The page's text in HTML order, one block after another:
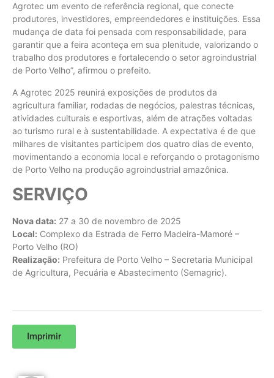
Agrotec um evento de referência regional, que conecte
produtores, investidores, empreendedores e instituições. Essa
mudança de data foi pensada com responsabilidade, para
garantir que a feira aconteça em sua plenitude, valorizando o
trabalho dos produtores e fortalecendo o setor agroindustrial
de Porto Velho”, afirmou o prefeito.
A Agrotec 2025 reunirá exposições de produtos da
agricultura familiar, rodadas de negócios, palestras técnicas,
atividades culturais e esportivas, além de atrações voltadas
ao turismo rural e à sustentabilidade. A expectativa é de que
milhares de visitantes participem dos quatro dias de evento,
movimentando a economia local e reforçando o protagonismo
de Porto Velho na produção agroindustrial amazônica.
SERVIÇO
Nova data: 27 a 30 de novembro de 2025
Local: Complexo da Estrada de Ferro Madeira-Mamoré –
Porto Velho (RO)
Realização: Prefeitura de Porto Velho – Secretaria Municipal
de Agricultura, Pecuária e Abastecimento (Semagric).
Imprimir